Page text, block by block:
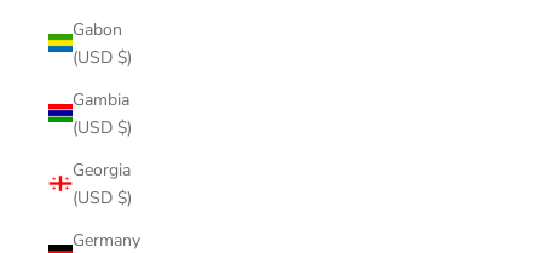
Gabon
(USD $)
Gambia
(USD $)
Georgia
(USD $)
Germany